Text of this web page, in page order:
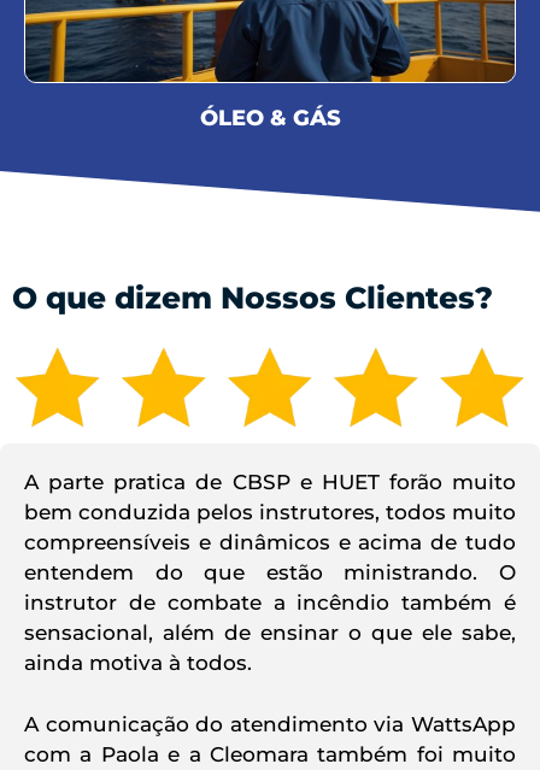
ÓLEO & GÁS
O que dizem Nossos Clientes?
A parte pratica de CBSP e HUET forão muito
bem conduzida pelos instrutores, todos muito
compreensíveis e dinâmicos e acima de tudo
entendem do que estão ministrando. O
instrutor de combate a incêndio também é
sensacional, além de ensinar o que ele sabe,
ainda motiva à todos.
A comunicação do atendimento via WattsApp
com a Paola e a Cleomara também foi muito